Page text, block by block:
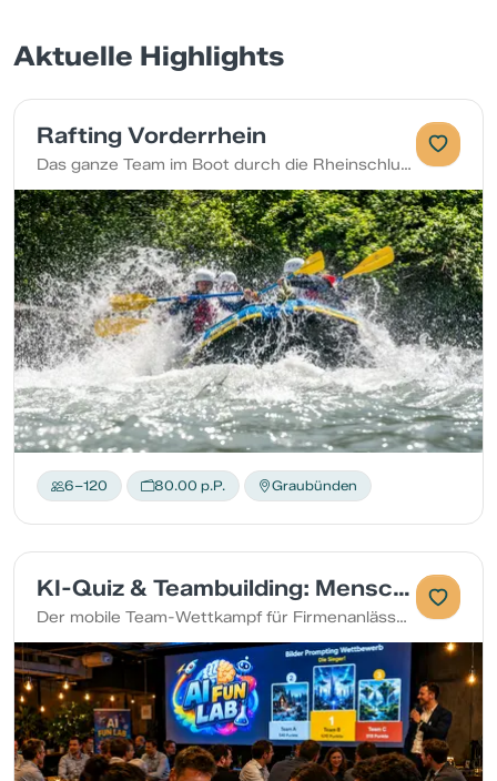
Aktuelle Highlights
Rafting Vorderrhein
Das ganze Team im Boot durch die Rheinschlucht
6–120 80.00 p.P. Graubünden
KI-Quiz & Teambuilding: Mensch gegen KI
Der mobile Team-Wettkampf für Firmenanlässe und Weihnachtsfeiern